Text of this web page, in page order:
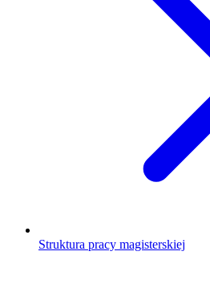
Struktura pracy magisterskiej